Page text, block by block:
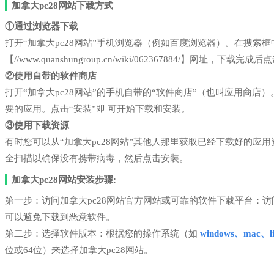
加拿大pc28网站下载方式
①通过浏览器下载
打开“加拿大pc28网站”手机浏览器（例如百度浏览器）。在搜索
【//www.quanshungroup.cn/wiki/062367884/】网址，下载完成后
②使用自带的软件商店
打开“加拿大pc28网站”的手机自带的“软件商店”（也叫应用商店
要的应用。点击“安装”即 可开始下载和安装。
③使用下载资源
有时您可以从“加拿大pc28网站”其他人那里获取已经下载好的应
全扫描以确保没有携带病毒，然后点击安装。
加拿大pc28网站安装步骤:
第一步：访问加拿大pc28网站官方网站或可靠的软件下载平台：
可以避免下载到恶意软件。
第二步：选择软件版本：根据您的操作系统（如 windows、mac、
位或64位）来选择加拿大pc28网站。